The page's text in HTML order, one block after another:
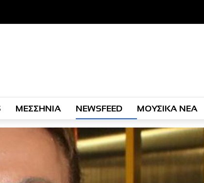
ΜΕΣΣΗΝΙΑ NEWSFEED ΜΟΥΣΙΚΑ ΝΕΑ